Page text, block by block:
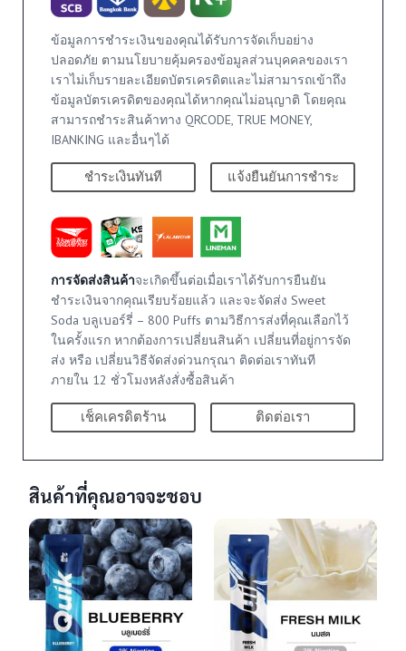
ข้อมูลการชำระเงินของคุณได้รับการจัดเก็บอย่าง
ปลอดภัย ตามนโยบายคุ้มครองข้อมูลส่วนบุคคลของเรา
เราไม่เก็บรายละเอียดบัตรเครดิตและไม่สามารถเข้าถึง
ข้อมูลบัตรเครดิตของคุณได้หากคุณไม่อนุญาติ โดยคุณ
สามารถชำระสินค้าทาง QRCODE, TRUE MONEY,
IBANKING และอื่นๆได้
ชำระเงินทันที แจ้งยืนยันการชำระ
การจัดส่งสินค้าจะเกิดขึ้นต่อเมื่อเราได้รับการยืนยัน
ชำระเงินจากคุณเรียบร้อยแล้ว และจะจัดส่ง Sweet
Soda บลูเบอร์รี่ – 800 Puffs ตามวิธีการส่งที่คุณเลือกไว้
ในครั้งแรก หากต้องการเปลี่ยนสินค้า เปลี่ยนที่อยู่การจัด
ส่ง หรือ เปลี่ยนวิธีจัดส่งด่วนกรุณา ติดต่อเราทันที
ภายใน 12 ชั่วโมงหลังสั่งซื้อสินค้า
เช็คเครดิตร้าน ติดต่อเรา
สินค้าที่คุณอาจจะชอบ